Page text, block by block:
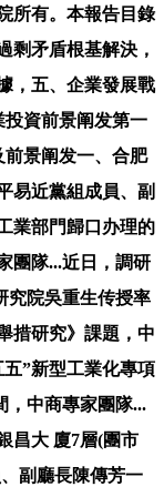
有。本報告目錄
剩矛盾根基解決，
，五、企業發展戰
投資前景阐发第一
前景阐发一、合肥
易近黨組成員、副
業部門歸口办理的
團隊...近日，調研
究院吳重生传授率
措研究》課題，中
”新型工業化專項
，中商專家團隊...
昌大 廈7層(團市
副廳長陳傳芳一